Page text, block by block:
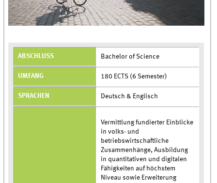
ABSCHLUSS Bachelor of Science
UMFANG 180 ECTS (6 Semester)
SPRACHEN Deutsch & Englisch
Vermittlung fundierter Einblicke
in volks- und
betriebswirtschaftliche
Zusammenhänge, Ausbildung
in quantitativen und digitalen
Fähigkeiten auf höchstem
Niveau sowie Erweiterung